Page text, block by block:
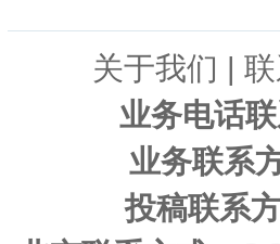
关于我们 |
业务电话联
业务联系
投稿联系